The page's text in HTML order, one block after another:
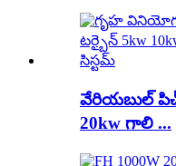
వేరియబుల్
20kw గాలి ...